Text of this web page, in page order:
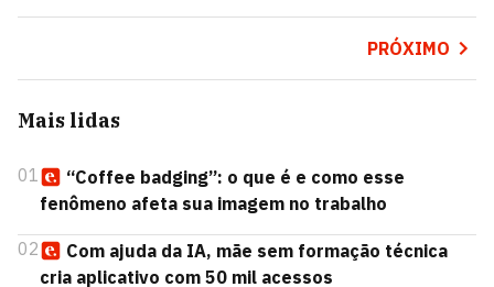
PRÓXIMO
Mais lidas
01
“Coffee badging”: o que é e como esse
fenômeno afeta sua imagem no trabalho
02
Com ajuda da IA, mãe sem formação técnica
cria aplicativo com 50 mil acessos